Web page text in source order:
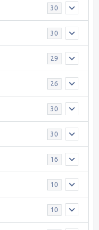
30
30
29
26
30
30
16
10
10